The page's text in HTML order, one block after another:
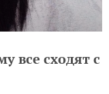
все сходят с